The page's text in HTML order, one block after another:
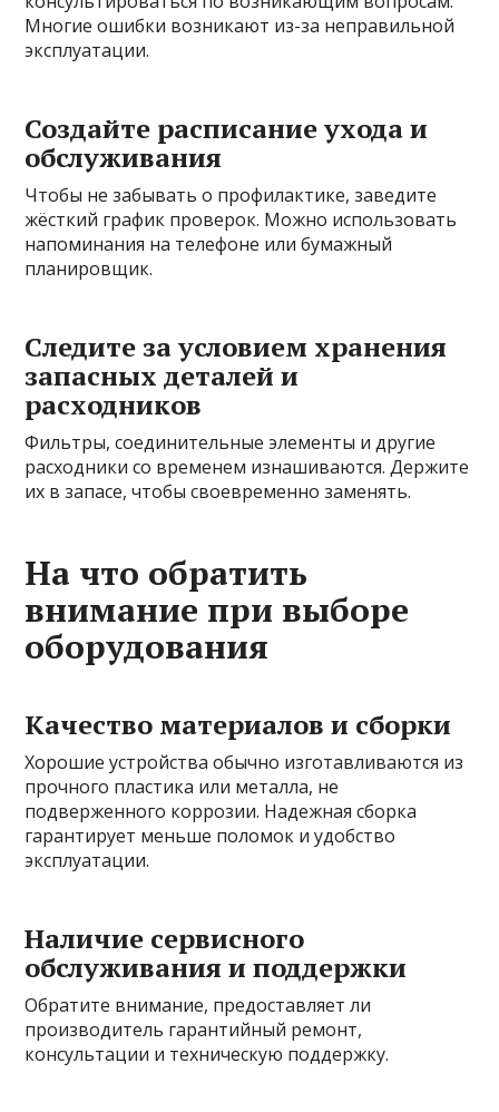
Многие ошибки возникают из-за неправильной
эксплуатации.
Создайте расписание ухода и
обслуживания
Чтобы не забывать о профилактике, заведите
жёсткий график проверок. Можно использовать
напоминания на телефоне или бумажный
планировщик.
Следите за условием хранения
запасных деталей и
расходников
Фильтры, соединительные элементы и другие
расходники со временем изнашиваются. Держите
их в запасе, чтобы своевременно заменять.
На что обратить
внимание при выборе
оборудования
Качество материалов и сборки
Хорошие устройства обычно изготавливаются из
прочного пластика или металла, не
подверженного коррозии. Надежная сборка
гарантирует меньше поломок и удобство
эксплуатации.
Наличие сервисного
обслуживания и поддержки
Обратите внимание, предоставляет ли
производитель гарантийный ремонт,
консультации и техническую поддержку.